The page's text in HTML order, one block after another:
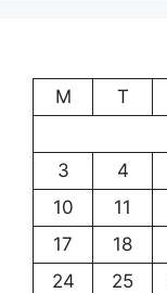
M
T
3
4
10
11
17
18
24
25